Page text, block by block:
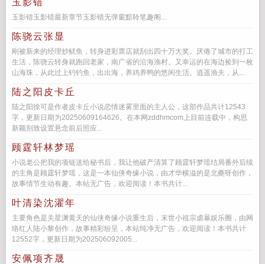
玉影错
玉影错玉影错最新章节玉影错无弹窗黯聆笔趣阁...
陈骁云张显
刚被新来的经理炒鱿鱼，转身进彩票店就刮出四十万大奖。厌倦了城市的打工
生活，陈骁云转身就跑回老家，南广省的沿海渔村。又幸运的在海边捡到一枚
山海珠，从此过上钓钓鱼，出出海，养鸡养鸭的悠闲生活。逍遥渔夫，从...
陆之阳皮卡丘
陆之阳徐可是作者皮卡丘小说恋情迷雾里面的主人公，这部作品共计12543
字，更新日期为20250609164626。在本网zddhmcom上目前连载中，构思
新颖别致设置悬念前后照应...
顾霆轩林梦瑶
小说老公把我的项链送给秘书后，我让他破产清算了顾霆轩梦瑶结局番外后续
的主角是顾霆轩梦瑶，这是一本仙侠奇缘小说，由才华横溢的是北夔呀创作，
故事情节生动有趣。本站无广告，欢迎阅读！本书共计...
叶清染沈濯年
主要角色是关星渊黄天的仙侠奇缘小说重生后，末世小祖宗虐暴娱乐圈，由网
络红人陆小黎创作，故事精彩纷呈，本站纯净无广告，欢迎阅读！本书共计
12552字，更新日期为202506092005...
安佩项齐晟